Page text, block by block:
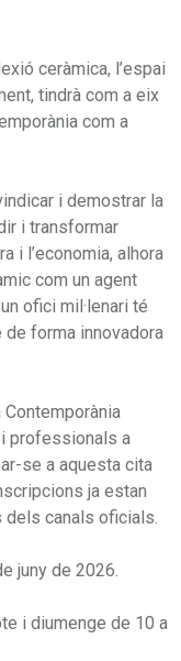
ceràmica, l’espai
tindrà com a eix
com a
i demostrar la
i transformar
i l’economia, alhora
com un agent
ofici mil·lenari té
forma innovadora
Contemporània
professionals a
se a aquesta cita
ja estan
canals oficials.
juny de 2026.
i diumenge de 10 a